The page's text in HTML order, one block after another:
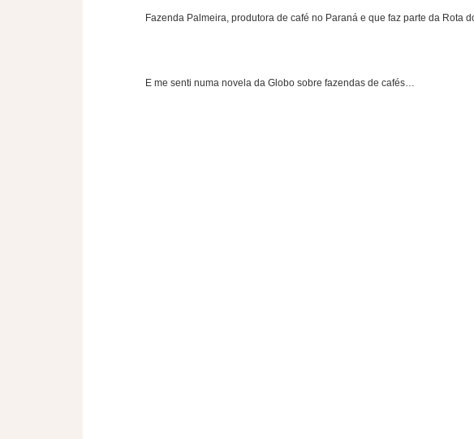
Fazenda Palmeira, produtora de café no Paraná e que faz parte da Rota
E me senti numa novela da Globo sobre fazendas de cafés…